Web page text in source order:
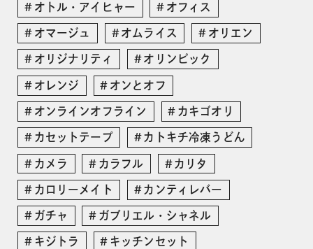
オトル・アイヒャー オフィス
オマージュ オムライス オリエン
オリジナリティ オリンピック
オレンジ オンとオフ
オンラインオフライン カキゴオリ
カセットテープ カトキチ冷凍うどん
カメラ カラフル カリタ
カロリーメイト カンティレバー
ガチャ ガブリエル・シャネル
キジトラ キッチンセット